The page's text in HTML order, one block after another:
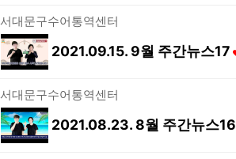
서대문구수어통역센터
2021.09.15. 9월 주간뉴스17
서대문구수어통역센터
2021.08.23. 8월 주간뉴스16